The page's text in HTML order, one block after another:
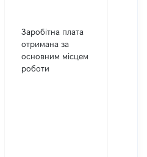
Заробітна плата
отримана за
основним місцем
роботи